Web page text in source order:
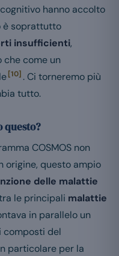
hanno accolto
è soprattutto
insufficienti,
che come un
[10] . Ci torneremo più
tutto.
questo?
COSMOS non
origine, questo ampio
delle malattie
le principali malattie
in parallelo un
composti del
particolare per la